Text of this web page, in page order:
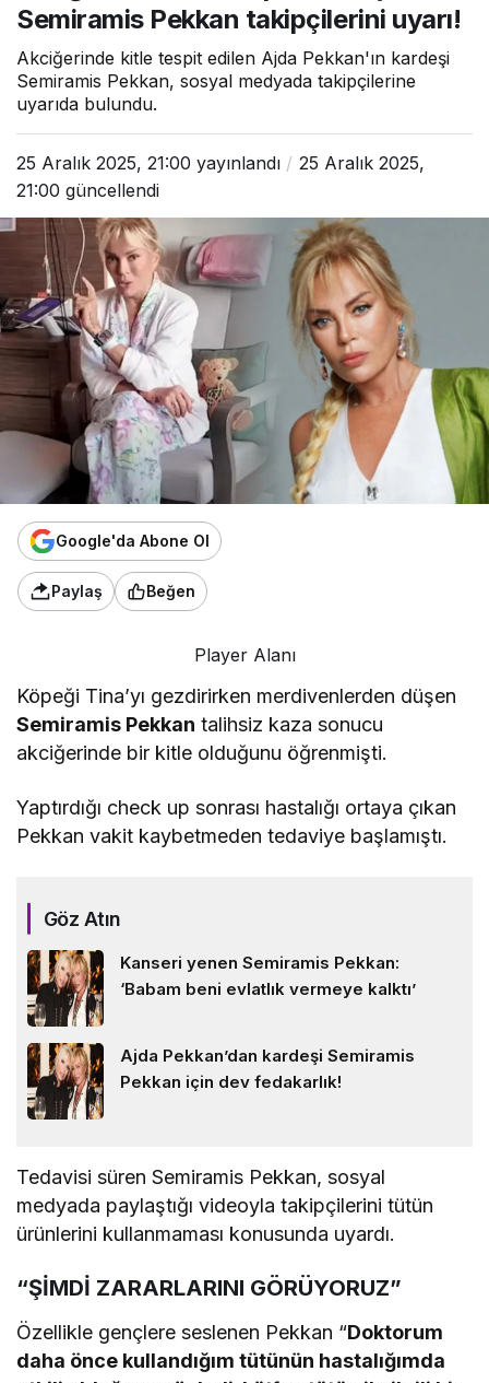
Semiramis Pekkan takipçilerini uyarı!
Akciğerinde kitle tespit edilen Ajda Pekkan'ın kardeşi
Semiramis Pekkan, sosyal medyada takipçilerine
uyarıda bulundu.
25 Aralık 2025, 21:00 yayınlandı
25 Aralık 2025,
21:00 güncellendi
Google'da Abone Ol
Paylaş Beğen
Player Alanı
Köpeği Tina’yı gezdirirken merdivenlerden düşen
Semiramis Pekkan talihsiz kaza sonucu
akciğerinde bir kitle olduğunu öğrenmişti.
Yaptırdığı check up sonrası hastalığı ortaya çıkan
Pekkan vakit kaybetmeden tedaviye başlamıştı.
Göz Atın
Kanseri yenen Semiramis Pekkan:
‘Babam beni evlatlık vermeye kalktı’
Ajda Pekkan’dan kardeşi Semiramis
Pekkan için dev fedakarlık!
Tedavisi süren Semiramis Pekkan, sosyal
medyada paylaştığı videoyla takipçilerini tütün
ürünlerini kullanmaması konusunda uyardı.
“ŞİMDİ ZARARLARINI GÖRÜYORUZ”
Özellikle gençlere seslenen Pekkan “Doktorum
daha önce kullandığım tütünün hastalığımda